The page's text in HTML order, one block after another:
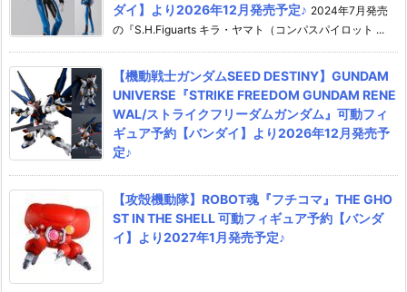
ダイ】より2026年12月発売予定♪ 2024年7月発売
の『S.H.Figuarts キラ・ヤマト（コンパスパイロット ...
【機動戦士ガンダムSEED DESTINY】GUNDAM
UNIVERSE『STRIKE FREEDOM GUNDAM RENE
WAL/ストライクフリーダムガンダム』可動フィ
ギュア予約【バンダイ】より2026年12月発売予
定♪
【攻殻機動隊】ROBOT魂『フチコマ』THE GHO
ST IN THE SHELL 可動フィギュア予約【バンダ
イ】より2027年1月発売予定♪